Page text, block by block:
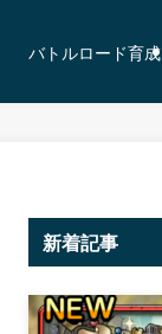
バトルロード育成
新着記事